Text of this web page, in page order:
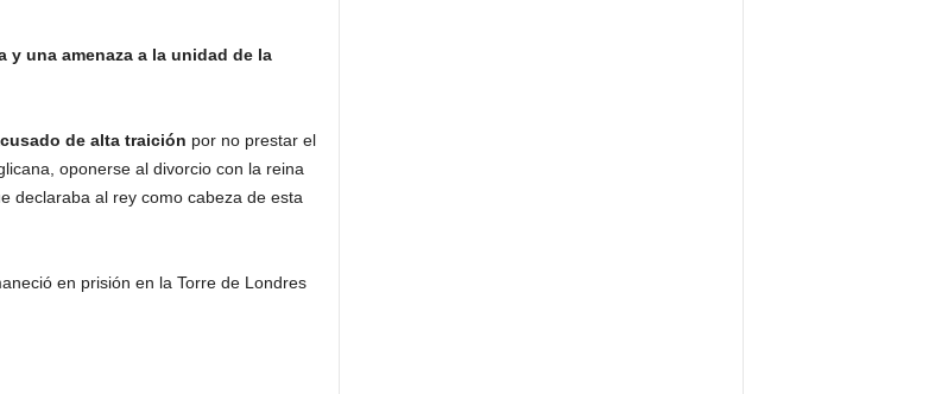
y una amenaza a la unidad de la
de alta traición por no prestar el
oponerse al divorcio con la reina
declaraba al rey como cabeza de esta
en prisión en la Torre de Londres